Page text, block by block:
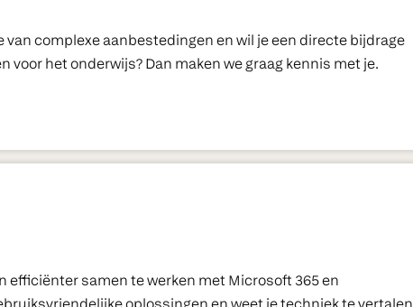
van complexe aanbestedingen en wil je een directe bijdrage
voor het onderwijs? Dan maken we graag kennis met je.
efficiënter samen te werken met Microsoft 365 en